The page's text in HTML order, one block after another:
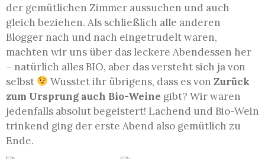
der gemütlichen Zimmer aussuchen und auch
gleich beziehen. Als schließlich alle anderen
Blogger nach und nach eingetrudelt waren,
machten wir uns über das leckere Abendessen her
– natürlich alles BIO, aber das versteht sich ja von
selbst
Wusstet ihr übrigens, dass es vonZurück
zum Ursprung auch Bio-Weine gibt? Wir waren
jedenfalls absolut begeistert! Lachend und Bio-Wein
trinkend ging der erste Abend also gemütlich zu
Ende.